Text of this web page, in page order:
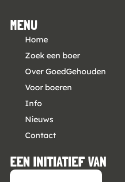
MENU
Home
Zoek een boer
Over GoedGehouden
Voor boeren
Info
Nieuws
Contact
EEN INITIATIEF VAN